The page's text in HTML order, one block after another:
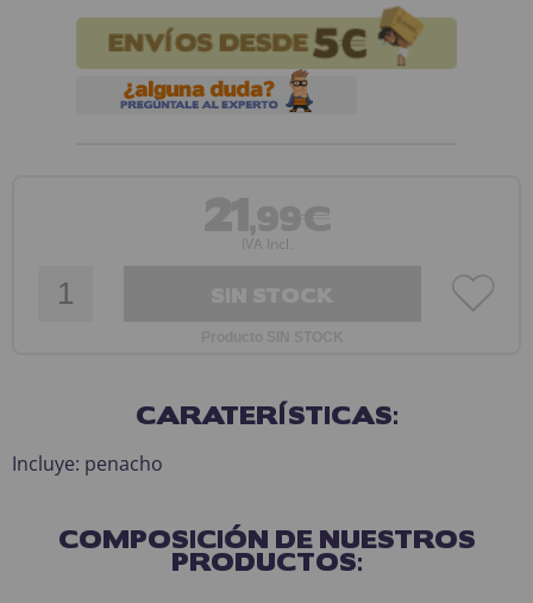
21,99€
IVA Incl.
CARATERÍSTICAS:
Incluye: penacho
COMPOSICIÓN DE NUESTROS
PRODUCTOS: